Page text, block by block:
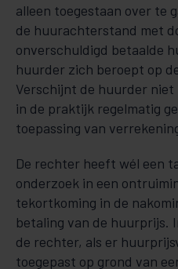
alleen toegestaan over te
de huurachterstand met
onverschuldigd betaalde
huurder zich beroept op
Verschijnt de huurder
in de praktijk regelmatig
toepassing van
De rechter heeft wél een
onderzoek in een
tekortkoming in de
betaling van de huurprijs.
de rechter, als er
toegepast op grond van